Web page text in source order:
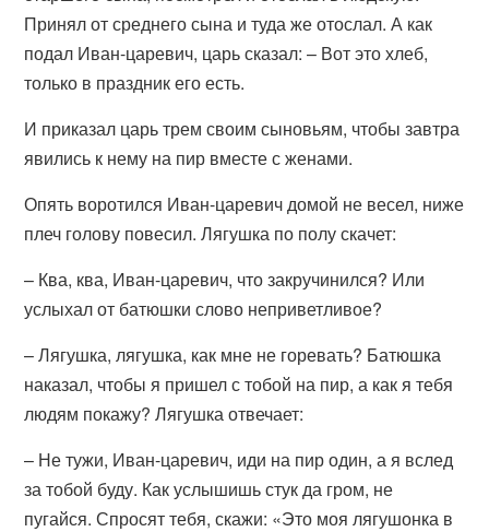
Принял от среднего сына и туда же отослал. А как
подал Иван-царевич, царь сказал: – Вот это хлеб,
только в праздник его есть.
И приказал царь трем своим сыновьям, чтобы завтра
явились к нему на пир вместе с женами.
Опять воротился Иван-царевич домой не весел, ниже
плеч голову повесил. Лягушка по полу скачет:
– Ква, ква, Иван-царевич, что закручинился? Или
услыхал от батюшки слово неприветливое?
– Лягушка, лягушка, как мне не горевать? Батюшка
наказал, чтобы я пришел с тобой на пир, а как я тебя
людям покажу? Лягушка отвечает:
– Не тужи, Иван-царевич, иди на пир один, а я вслед
за тобой буду. Как услышишь стук да гром, не
пугайся. Спросят тебя, скажи: «Это моя лягушонка в